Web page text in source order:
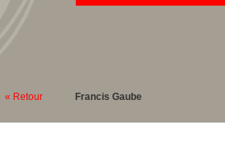
« Retour Francis Gaube